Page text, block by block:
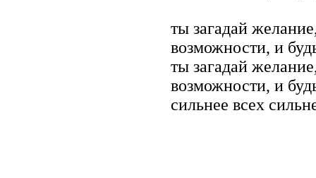
ты загадай
возможности, и
ты загадай
возможности, и
сильнее всех